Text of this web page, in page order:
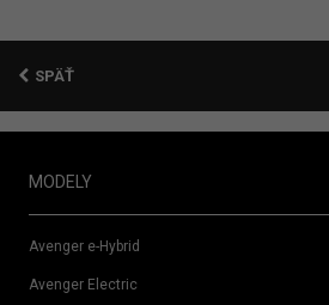
SPÄŤ
MODELY
Avenger e-Hybrid
Avenger Electric